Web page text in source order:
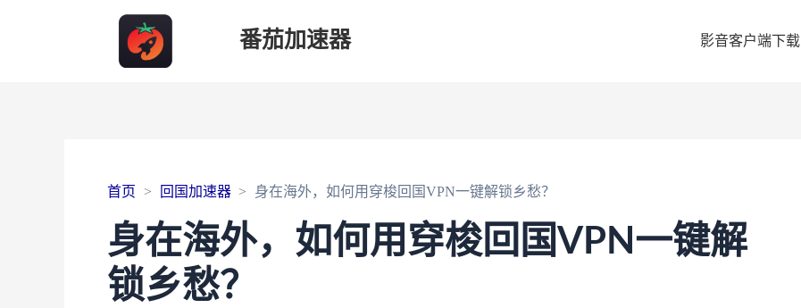
番茄加速器 影音客户端下载
首页 回国加速器 身在海外，如何用穿梭回国VPN一键解锁乡愁？
身在海外，如何用穿梭回国VPN一键解
锁乡愁？